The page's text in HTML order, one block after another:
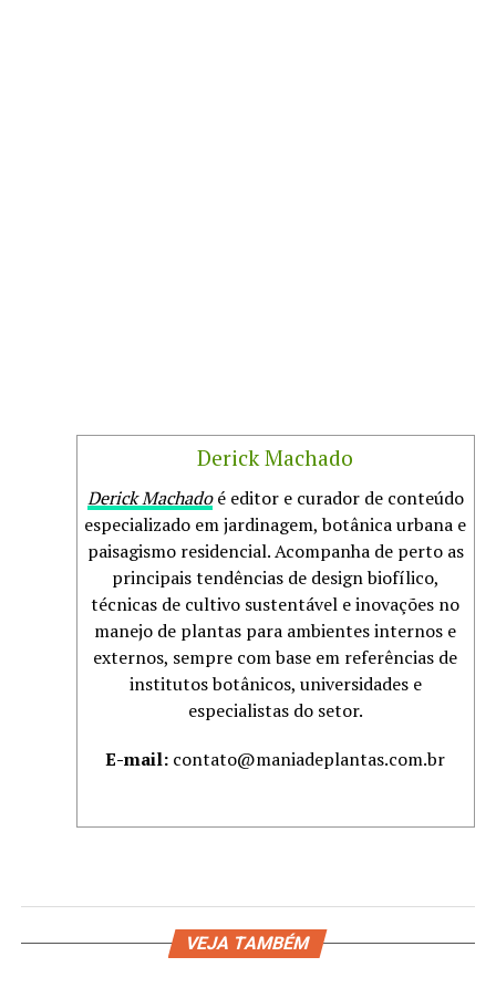
Derick Machado
Derick Machadoé editor e curador de conteúdo
especializado em jardinagem, botânica urbana e
paisagismo residencial. Acompanha de perto as
principais tendências de design biofílico,
técnicas de cultivo sustentável e inovações no
manejo de plantas para ambientes internos e
externos, sempre com base em referências de
institutos botânicos, universidades e
especialistas do setor.
E-mail: contato@maniadeplantas.com.br
VEJA TAMBÉM